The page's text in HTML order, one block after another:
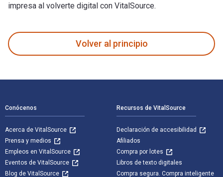
impresa al volverte digital con VitalSource.
Volver al principio
Conócenos
Acerca de VitalSource
Prensa y medios
Empleos en VitalSource
Eventos de VitalSource
Blog de VitalSource
Recursos de VitalSource
Declaración de accesibilidad
Afiliados
Compra por lotes
Libros de texto digitales
Compra segura. Compra inteligente